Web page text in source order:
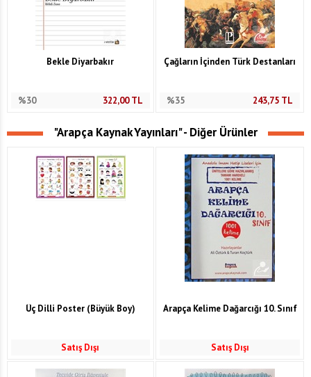
Bekle Diyarbakır
%30 322,00TL
Çağların İçinden Türk Destanları
%35 243,75 TL
"Arapça Kaynak Yayınları" - Diğer Ürünler
Üç Dilli Poster (Büyük Boy)
Satış Dışı
Arapça Kelime Dağarcığı 10. Sınıf
Satış Dışı